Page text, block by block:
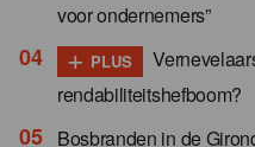
voor ondernemers”
+ PLUS
rendabiliteitshefboom?
Bosbranden in de